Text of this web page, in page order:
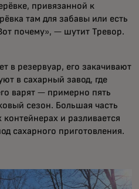
привязанной к
там для забавы или есть
почему», — шутит Тревор.
в резервуар, его закачивают
в сахарный завод, где
варят — примерно пять
сезон. Большая часть
и разливается
сахарного приготовления.